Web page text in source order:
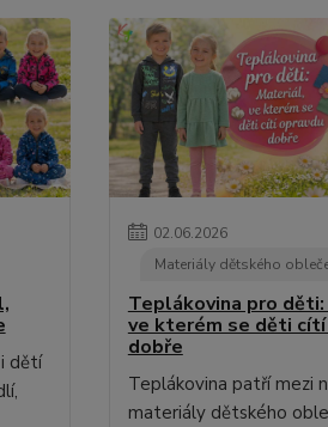
dětí
02.06.2026
Materiály dětského
Teplákovina pro
ve kterém se děti cítí
dobře
Teplákovina patří mezi
materiály dětského